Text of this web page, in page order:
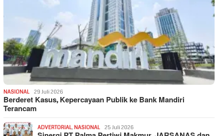
NASIONAL 29 Juli 2026
Berderet Kasus, Kepercayaan Publik ke Bank Mandiri
Terancam
ADVERTORIAL, NASIONAL 25 Juli 2026